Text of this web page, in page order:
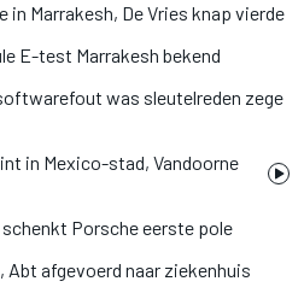
in Marrakesh, De Vries knap vierde
E-test Marrakesh bekend
was sleutelreden zege
in Mexico-stad, Vandoorne
Porsche eerste pole
Abt afgevoerd naar ziekenhuis